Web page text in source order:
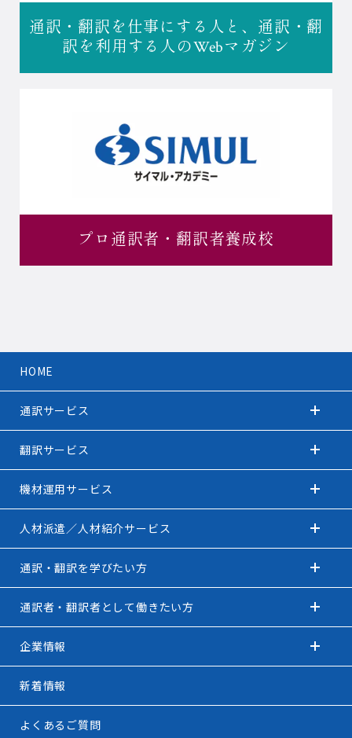
通訳・翻訳を仕事にする人と、 通訳・翻
訳を利用する人のWebマガジン
プロ通訳者・ 翻訳者養成校
新着情報
よくあるご質問
HOME
通訳サービス
翻訳サービス
機材運用サービス
人材派遣／人材紹介サービス
企業情報
通訳・翻訳を学びたい方
通訳者・翻訳者として働きたい方